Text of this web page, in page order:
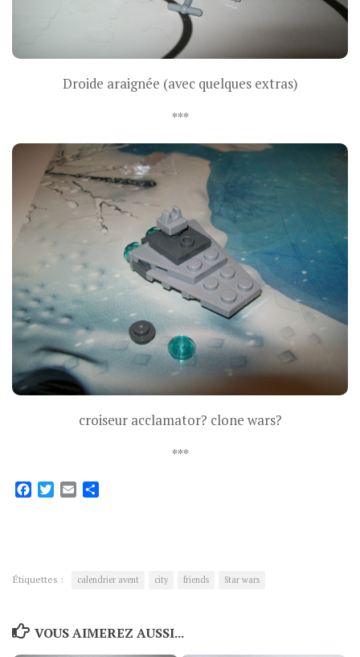
Droide araignée (avec quelques extras)
***
croiseur acclamator? clone wars?
***
Facebook
Twitter
Email
Étiquettes : calendrier avent city friends Star wars
VOUS AIMEREZ AUSSI...